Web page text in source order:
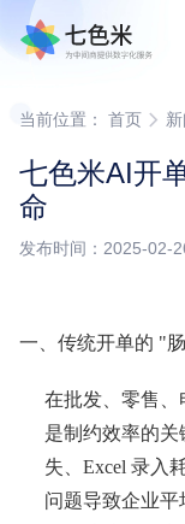
首页
产品
解决方案
购买
渠道合作
当前位置： 首页
七色米AI开
命
发布时间：2025-
一、传统开单的 "
在批发、零售、
是制约效率的
失、Excel 录入
问题导致企业